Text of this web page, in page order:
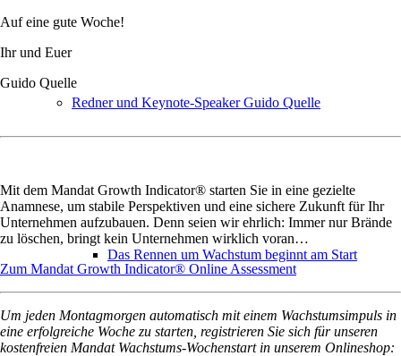
Redner und Keynote-Speaker Guido Quelle
Das Rennen um Wachstum beginnt am Start
Auf eine gute Woche!
Ihr und Euer
Guido Quelle
Mit dem Mandat Growth Indicator® starten Sie in eine gezielte
Anamnese, um stabile Perspektiven und eine sichere Zukunft für Ihr
Unternehmen aufzubauen. Denn seien wir ehrlich: Immer nur Brände
zu löschen, bringt kein Unternehmen wirklich voran…
Zum Mandat Growth Indicator® Online Assessment
Um jeden Montagmorgen automatisch mit einem Wachstumsimpuls in
eine erfolgreiche Woche zu starten, registrieren Sie sich für unseren
kostenfreien Mandat Wachstums-Wochenstart in unserem Onlineshop: